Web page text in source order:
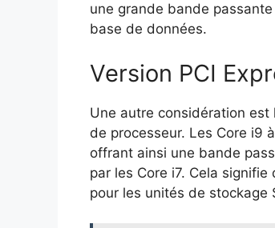
une grande bande
base de données.
Version PCI
Une autre considération est
de processeur. Les Core i9
offrant ainsi une bande
par les Core i7. Cela
pour les unités de stockage